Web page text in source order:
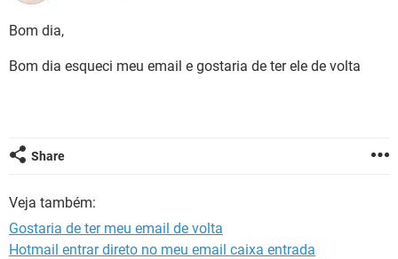
GUIA DE COMPRAS
INSTAGRAM
CELULAR
OUTLOOK
INSTAGRAM GMAIL
JOGOS
GUIA DE COMPRAS
Bom dia,
Bom dia esqueci meu email e gostaria de ter ele de volta
Share
Veja também:
Gostaria de ter meu email de volta
Hotmail entrar direto no meu email caixa entrada